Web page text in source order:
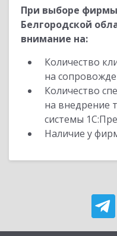
При выборе
Белгородской
внимание на:
Количество
на
Количество
на внедрение
системы
Наличие у